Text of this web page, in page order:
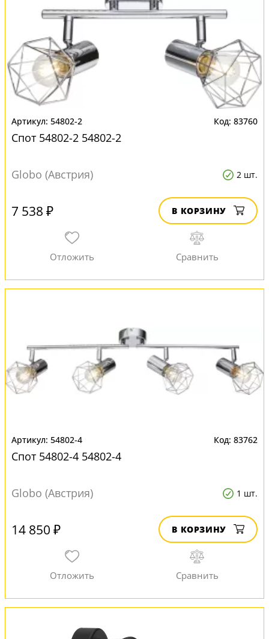
54802-2 83760
Спот 54802-2 54802-2
Globo (Австрия) 2 шт.
7 538 ₽ В КОРЗИНУ
54802-4 83762
Спот 54802-4 54802-4
Globo (Австрия) 1 шт.
14 850 ₽ В КОРЗИНУ